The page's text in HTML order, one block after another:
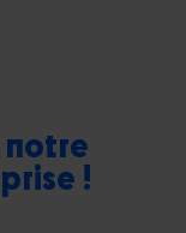
notre
!